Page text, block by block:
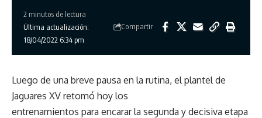
Última actualización:
18/04/2022 6:34 pm
2 minutos de lectura
Compartir
Luego de una breve pausa en la rutina, el plantel de
Jaguares XV retomó hoy los
entrenamientos para encarar la segunda y decisiva etapa